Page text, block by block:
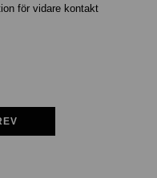
för vidare kontakt